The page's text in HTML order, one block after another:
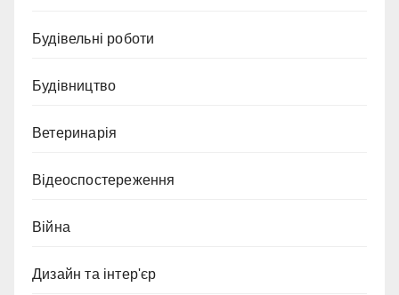
Будівельні роботи
Будівництво
Ветеринарія
Відеоспостереження
Війна
Дизайн та інтер'єр